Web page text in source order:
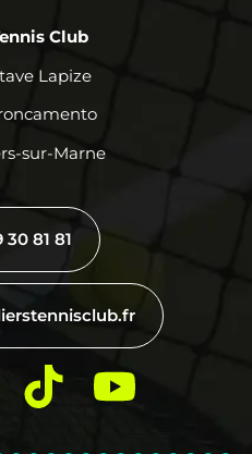
Club
Lapize
sur-Marne
30 81 81